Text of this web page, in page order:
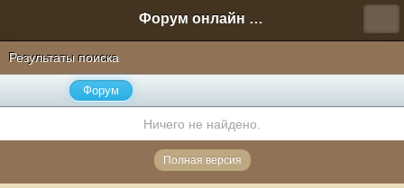
Форум онлайн игры "Новая Эра" (Нюра Биз)
Результаты поиска
Форум
Ничего не найдено.
Полная версия